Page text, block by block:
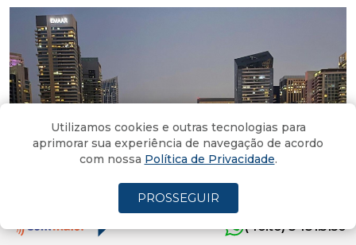
(4oito) 3431.5150
Utilizamos cookies e outras tecnologias para
aprimorar sua experiência de navegação de acordo
com nossa Política de Privacidade.
PROSSEGUIR